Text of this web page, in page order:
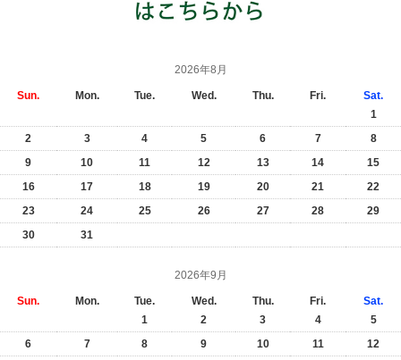
2026年8月
Sun. Mon. Tue. Wed. Thu. Fri.
Sat.
1
2
3 4 5 6 7
8
9
10 11 12 13 14
15
16
17 18 19 20 21
22
23
24 25 26 27 28
29
30
31
2026年9月
Sun. Mon. Tue. Wed. Thu. Fri.
Sat.
1
2 3 4
5
6
7 8 9 10 11 12